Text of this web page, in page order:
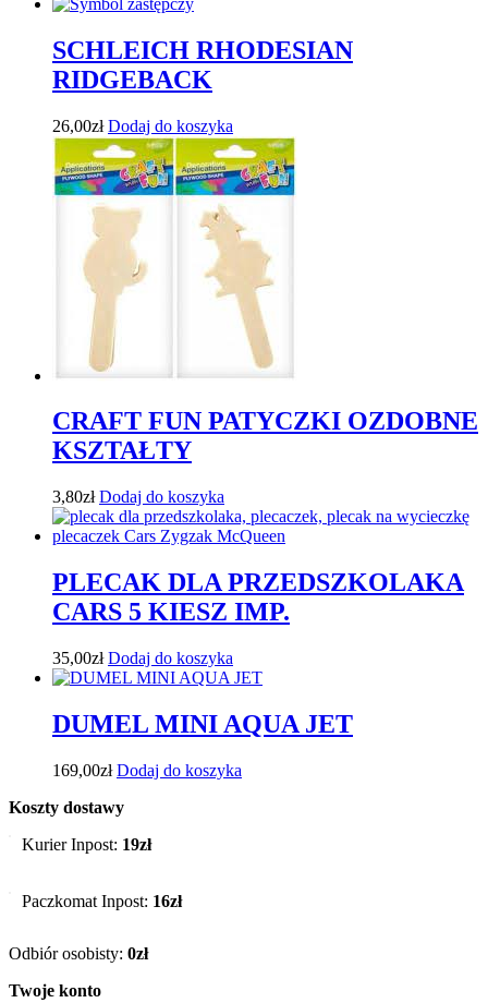
SCHLEICH RHODESIAN
RIDGEBACK
26,00zł Dodaj do koszyka
CRAFT FUN PATYCZKI OZDOBNE
KSZTAŁTY
3,80zł Dodaj do koszyka
PLECAK DLA PRZEDSZKOLAKA
CARS 5 KIESZ IMP.
35,00zł Dodaj do koszyka
DUMEL MINI AQUA JET
169,00zł Dodaj do koszyka
Koszty dostawy
Kurier Inpost: 19zł
Paczkomat Inpost: 16zł
Odbiór osobisty: 0zł
Twoje konto